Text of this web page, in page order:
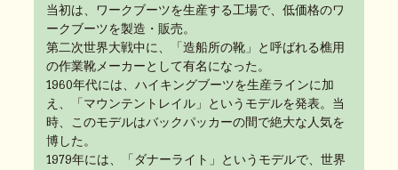
当初は、ワークブーツを生産する工場で、低価格のワ
ークブーツを製造・販売。
第二次世界大戦中に、「造船所の靴」と呼ばれる樵用
の作業靴メーカーとして有名になった。
1960年代には、ハイキングブーツを生産ラインに加
え、「マウンテントレイル」というモデルを発表。当
時、このモデルはバックパッカーの間で絶大な人気を
博した。
1979年には、「ダナーライト」というモデルで、世界